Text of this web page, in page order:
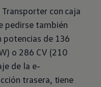
con caja
pedirse también
potencias de 136
o 286 CV (210
de la e-
trasera, tiene